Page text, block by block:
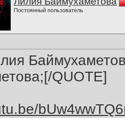
Постоянный пользователь
QUOTE]